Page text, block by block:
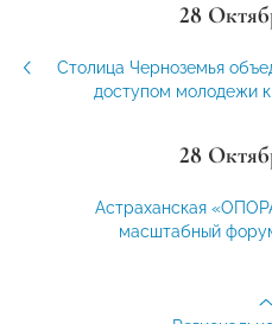
28
Столица Черноземья
доступом молодежи
28
Астраханская
масштабный